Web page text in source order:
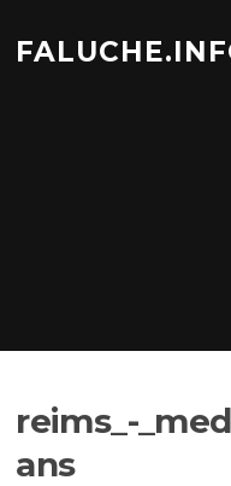
contenu
reims_-
ans